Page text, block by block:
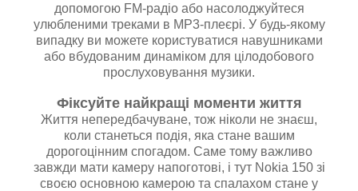
допомогою FM-радіо або насолоджуйтеся
улюбленими треками в MP3-плеєрі. У будь-якому
випадку ви можете користуватися навушниками
або вбудованим динаміком для цілодобового
прослуховування музики.
Фіксуйте найкращі моменти життя
Життя непередбачуване, тож ніколи не знаєш,
коли станеться подія, яка стане вашим
дорогоцінним спогадом. Саме тому важливо
завжди мати камеру напоготові, і тут Nokia 150 зі
своєю основною камерою та спалахом стане у